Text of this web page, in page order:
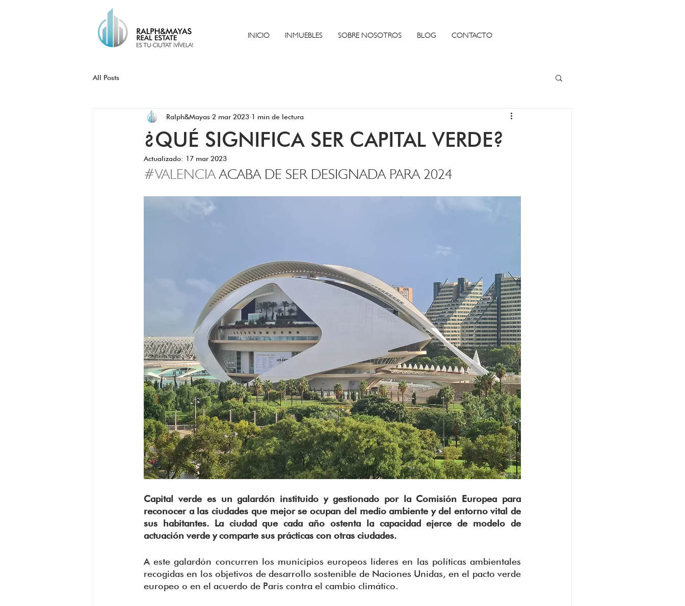
INICIO INMUEBLES SOBRE NOSOTROS BLOG CONTACTO
All Posts
¿QUÉ SIGNIFICA SER CAPITAL VERDE?
Ralph&Mayas 2 mar 2023 1 min de lectura
Actualizado: 17 mar 2023
#VALENCIA ACABA DE SER DESIGNADA PARA 2024
Capital verde es un galardón instituido y gestionado por la Comisión Europea para
reconocer a las ciudades que mejor se ocupan del medio ambiente y del entorno vital de
sus habitantes. La ciudad que cada año ostenta la capacidad ejerce de modelo de
actuación verde y comparte sus prácticas con otras ciudades.
A este galardón concurren los municipios europeos líderes en las políticas ambientales
recogidas en los objetivos de desarrollo sostenible de Naciones Unidas, en el pacto verde
europeo o en el acuerdo de París contra el cambio climático.